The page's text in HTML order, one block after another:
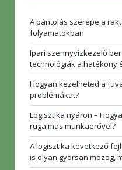
A pántolás szerepe a
folyamatokban
Ipari szennyvízkezelő
technológiák a hatékony
Hogyan kezelheted a
problémákat?
Logisztika nyáron –
rugalmas munkaerővel?
A logisztika következő
is olyan gyorsan mozog,